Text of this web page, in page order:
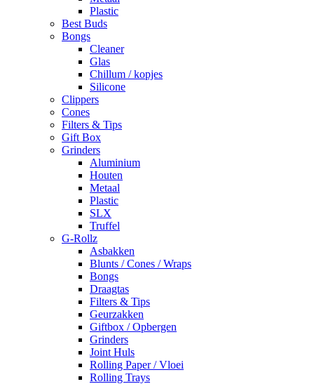
Plastic
Best Buds
Bongs
Cleaner
Glas
Chillum / kopjes
Silicone
Clippers
Cones
Filters & Tips
Gift Box
Grinders
Aluminium
Houten
Metaal
Plastic
SLX
Truffel
G-Rollz
Asbakken
Blunts / Cones / Wraps
Bongs
Draagtas
Filters & Tips
Geurzakken
Giftbox / Opbergen
Grinders
Joint Huls
Rolling Paper / Vloei
Rolling Trays